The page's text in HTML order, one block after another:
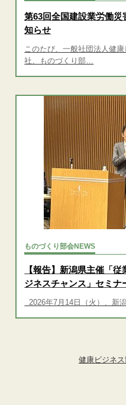
第63回全国建設業労働
知らせ
このたび、一般社団法人健
社、ものづくり部…
ものづくり部会NEWS
【報告】新潟県主催「
ジネスチャンス」セミナ
2026年7月14日（火）、新
健康ビジネ